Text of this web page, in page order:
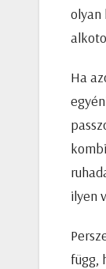
olyan
Ha
ilyen
függ,